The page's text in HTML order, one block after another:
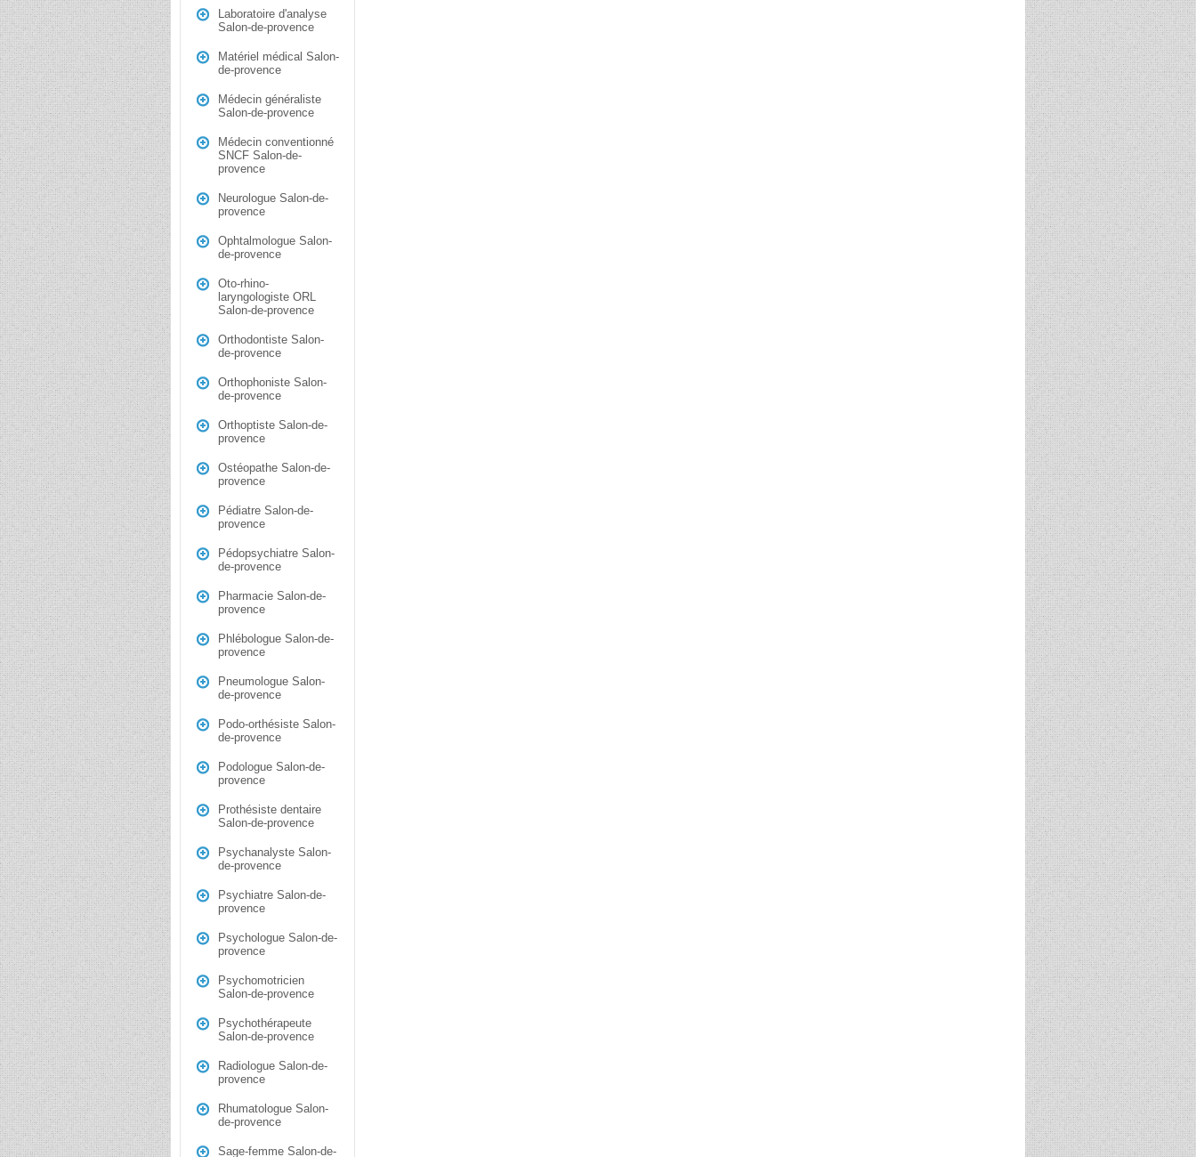
Laboratoire d'analyse
Salon-de-provence
Matériel médical Salon-
de-provence
Médecin généraliste
Salon-de-provence
Médecin conventionné
SNCF Salon-de-
provence
Neurologue Salon-de-
provence
Ophtalmologue Salon-
de-provence
Oto-rhino-
laryngologiste ORL
Salon-de-provence
Orthodontiste Salon-
de-provence
Orthophoniste Salon-
de-provence
Orthoptiste Salon-de-
provence
Ostéopathe Salon-de-
provence
Pédiatre Salon-de-
provence
Pédopsychiatre Salon-
de-provence
Pharmacie Salon-de-
provence
Phlébologue Salon-de-
provence
Pneumologue Salon-
de-provence
Podo-orthésiste Salon-
de-provence
Podologue Salon-de-
provence
Prothésiste dentaire
Salon-de-provence
Psychanalyste Salon-
de-provence
Psychiatre Salon-de-
provence
Psychologue Salon-de-
provence
Psychomotricien
Salon-de-provence
Psychothérapeute
Salon-de-provence
Radiologue Salon-de-
provence
Rhumatologue Salon-
de-provence
Sage-femme Salon-de-